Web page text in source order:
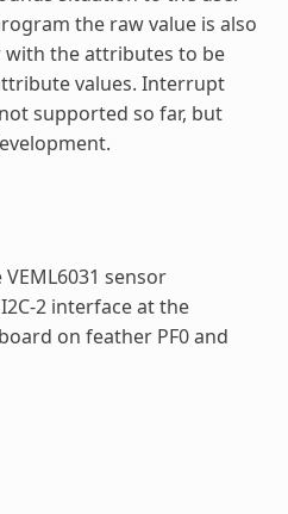
the raw value is also
the attributes to be
values. Interrupt
supported so far, but
sensor
2 interface at the
on feather PF0 and